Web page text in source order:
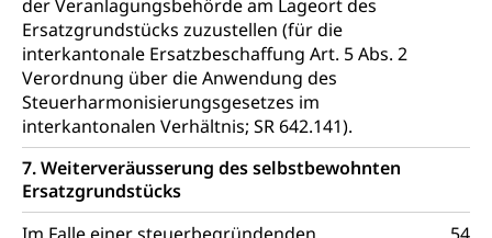
der Veranlagungsbehörde am Lageort des
Ersatzgrundstücks zuzustellen (für die
interkantonale Ersatzbeschaffung Art. 5 Abs. 2
Verordnung über die Anwendung des
Steuerharmonisierungsgesetzes im
interkantonalen Verhältnis; SR 642.141).
7. Weiterveräusserung des selbstbewohnten
Ersatzgrundstücks